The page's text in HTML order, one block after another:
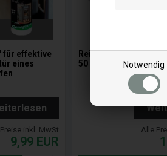
Notwendig
für effektive
eines
inkl. MwSt
9,99 EUR
Reinigungsbürste 40
50 cm
Alle